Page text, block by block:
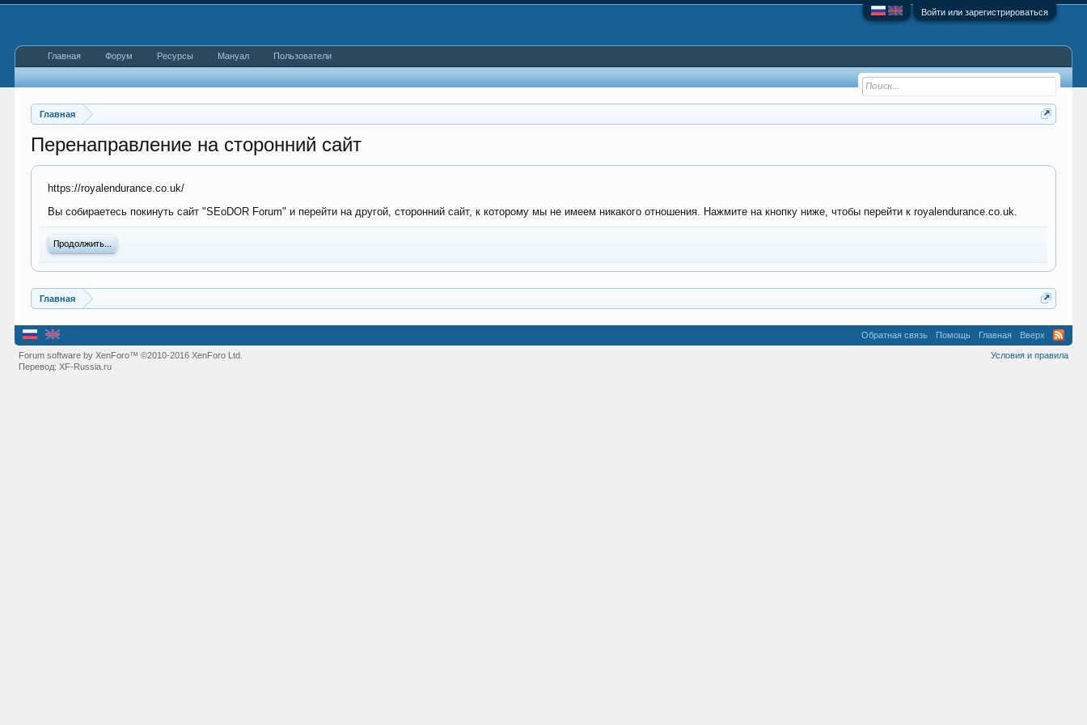
Войти или зарегистрироваться
Главная
Перенаправление на сторонний сайт
https://royalendurance.co.uk/
Вы собираетесь покинуть сайт "SEoDOR Forum" и перейти на другой, сторонний сайт, к которому мы не имеем никакого отношения. Нажмите на кнопку ниже, чтобы перейти к royalendurance.co.uk.
Продолжить...
Главная
Главная Форум Ресурсы Мануал Пользователи
Обратная связь Помощь Главная Вверх
Условия и правила
Forum software by XenForo™©2010-2016 XenForo Ltd.
Перевод:XF-Russia.ru